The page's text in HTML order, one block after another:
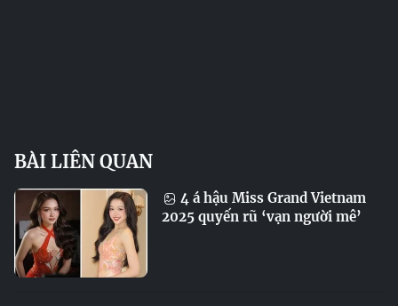
BÀI LIÊN QUAN
4 á hậu Miss Grand Vietnam
2025 quyến rũ ‘vạn người mê’